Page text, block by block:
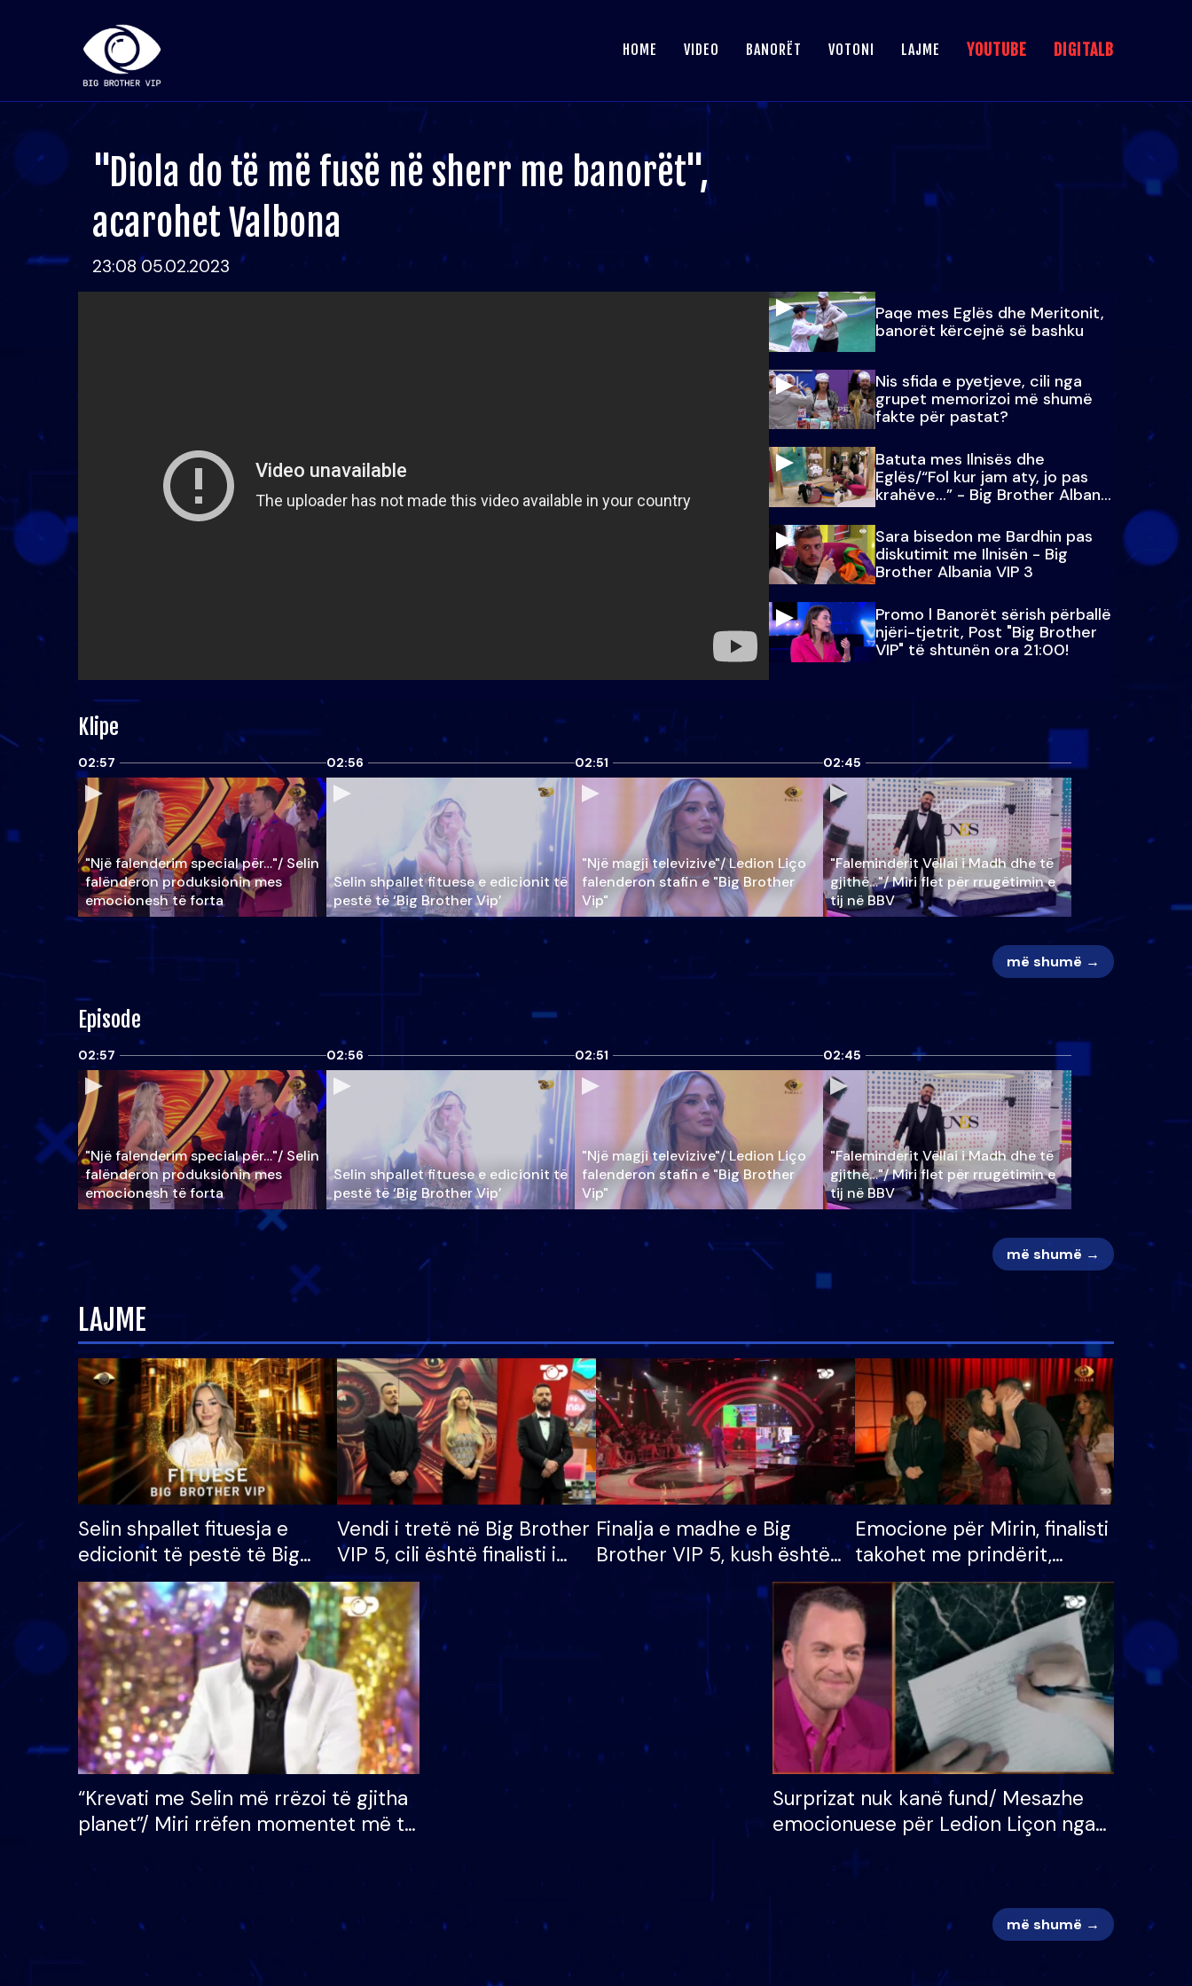
HOME VIDEO BANORËT VOTONI LAJME YOUTUBE DIGITALB
"Diola do të më fusë në sherr me banorët",
acarohet Valbona
23:08 05.02.2023
Paqe mes Eglës dhe Meritonit,
banorët kërcejnë së bashku
Nis sfida e pyetjeve, cili nga
grupet memorizoi më shumë
fakte për pastat?
Batuta mes Ilnisës dhe
Eglës/“Fol kur jam aty, jo pas
krahëve…” - Big Brother Albania
VIP 3
Sara bisedon me Bardhin pas
diskutimit me Ilnisën - Big
Brother Albania VIP 3
Promo l Banorët sërish përballë
njëri-tjetrit, Post "Big Brother
VIP" të shtunën ora 21:00!
Klipe
02:57
"Një falenderim special për…"/ Selin
falënderon produksionin mes
emocionesh të forta
02:56
Selin shpallet fituese e edicionit të
pestë të ‘Big Brother Vip’
02:51
"Një magji televizive"/ Ledion Liço
falenderon stafin e "Big Brother
Vip"
02:45
"Faleminderit Vëllai i Madh dhe të
gjithë…"/ Miri flet për rrugëtimin e
tij në BBV
më shumë →
Episode
02:57
"Një falenderim special për…"/ Selin
falënderon produksionin mes
emocionesh të forta
02:56
Selin shpallet fituese e edicionit të
pestë të ‘Big Brother Vip’
02:51
"Një magji televizive"/ Ledion Liço
falenderon stafin e "Big Brother
Vip"
02:45
"Faleminderit Vëllai i Madh dhe të
gjithë…"/ Miri flet për rrugëtimin e
tij në BBV
më shumë →
LAJME
Selin shpallet fituesja e
edicionit të pestë të Big
Brother VIP, rrëmben
çmimin e madh prej 100
mijë eurosh
Vendi i tretë në Big Brother
VIP 5, cili është finalisti i
radhës që lë shtëpinë
Finalja e madhe e Big
Brother VIP 5, kush është
banori i parë që lë shtëpinë
dhe humb mundësinë për
të fituar çmimin e madh
Emocione për Mirin, finalisti
takohet me prindërit,
vajzën dhe bashkëshorten:
S’kemi ndonjë letër divorci
apo jo?
“Krevati me Selin më rrëzoi të gjitha
planet”/ Miri rrëfen momentet më të
mungojë zilja e mëngjesit kur…
Surprizat nuk kanë fund/ Mesazhe
emocionuese për Ledion Liçon nga
më shumë →